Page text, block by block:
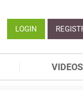
LOGIN
VIDEOS